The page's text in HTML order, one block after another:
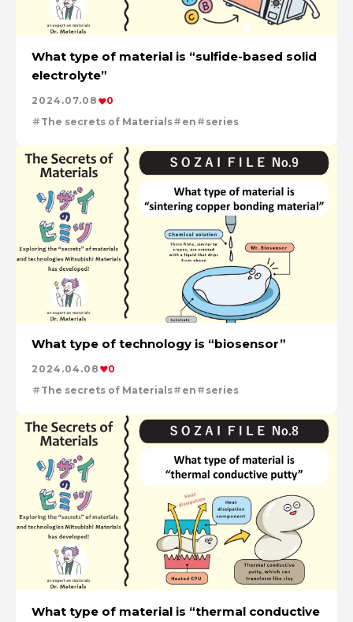
What type of material is “sulfide-based solid
electrolyte”
2024.07.08
0
The secrets of Materials
en series
What type of technology is “biosensor”
2024.04.08
0
The secrets of Materials
en series
What type of material is “thermal conductive